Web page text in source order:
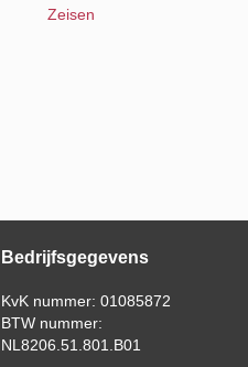
Zeisen
Bedrijfsgegevens
KvK nummer: 01085872
BTW nummer:
NL8206.51.801.B01